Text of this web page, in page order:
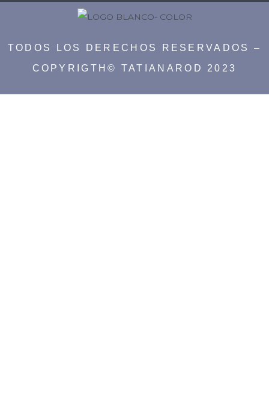
TODOS LOS DERECHOS RESERVADOS –
COPYRIGTH© TATIANAROD 2023